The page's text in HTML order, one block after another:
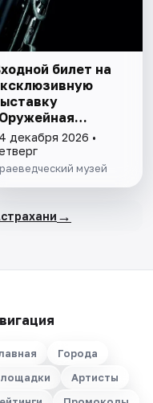
билет на
декабря 2026 •
музей
→
Города
Артисты